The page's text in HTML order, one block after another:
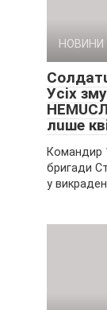
НОВИНИ
Уcix
лuшe
Командир
бригади
у